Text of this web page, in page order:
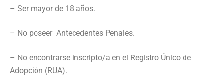
– Ser mayor de 18 años.
– No poseer Antecedentes Penales.
– No encontrarse inscripto/a en el Registro Único de
Adopción (RUA).